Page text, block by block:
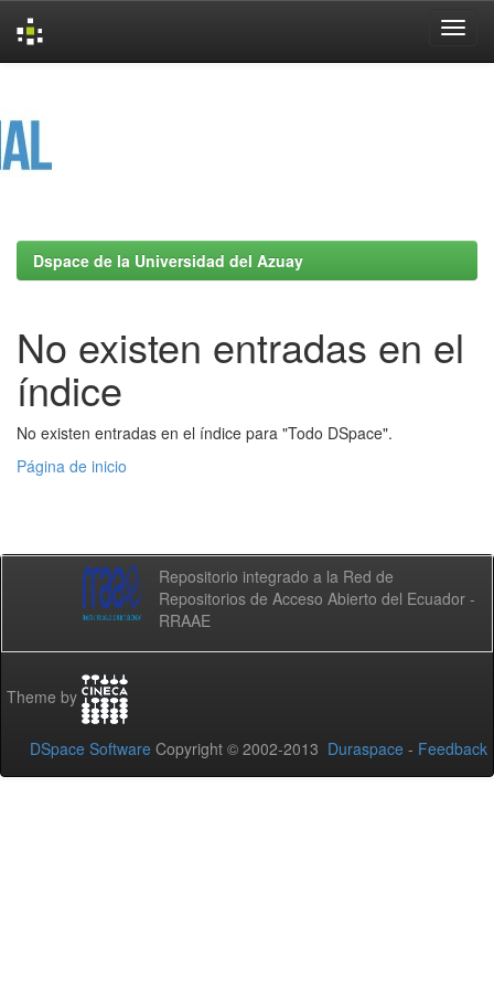
Dspace de la Universidad del Azuay
No existen entradas en el
índice
No existen entradas en el índice para "Todo DSpace".
Página de inicio
Repositorio integrado a la Red de
Repositorios de Acceso Abierto del Ecuador -
RRAAE
Theme by
DSpace Software Copyright © 2002-2013 Duraspace - Feedback